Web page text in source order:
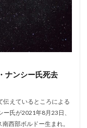
ナンシー氏死去
えているところによる
氏が2021年8月23日、
西部ボルドー生まれ。